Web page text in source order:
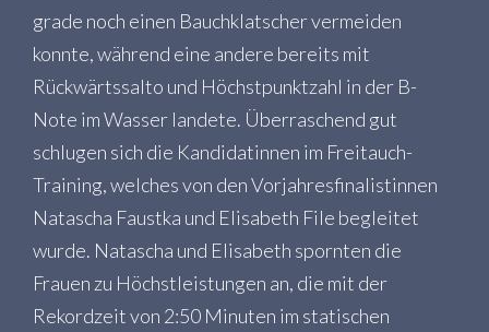
grade noch einen Bauchklatscher vermeiden
konnte, während eine andere bereits mit
Rückwärtssalto und Höchstpunktzahl in der B-
Note im Wasser landete. Überraschend gut
schlugen sich die Kandidatinnen im Freitauch-
Training, welches von den Vorjahresfinalistinnen
Natascha Faustka und Elisabeth File begleitet
wurde. Natascha und Elisabeth spornten die
Frauen zu Höchstleistungen an, die mit der
Rekordzeit von 2:50 Minuten im statischen